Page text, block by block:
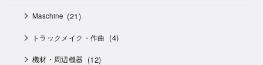
Maschine (21)
トラックメイク・作曲 (4)
機材・周辺機器 (12)